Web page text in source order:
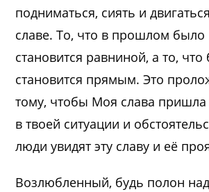
подниматься, сиять и
славе. То, что в прошлом было
становится равниной, а то,
становится прямым. Это
тому, чтобы Моя слава пришла
в твоей ситуации и
люди увидят эту славу и её
Возлюбленный, будь полон